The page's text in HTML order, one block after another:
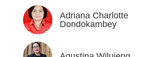
Adriana Charlotte
Dondokambey